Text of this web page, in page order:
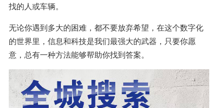
找的人或车辆。
无论你遇到多大的困难，都不要放弃希望，在这个数字化
的世界里，信息和科技是我们最强大的武器，只要你愿
意，总有一种方法能够帮助你找到答案。